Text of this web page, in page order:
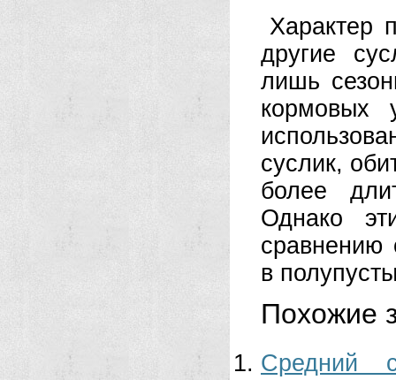
Характер
другие
лишь
кормовых
суслик,
более
Однако
сравнению
в
Похожие
Средний